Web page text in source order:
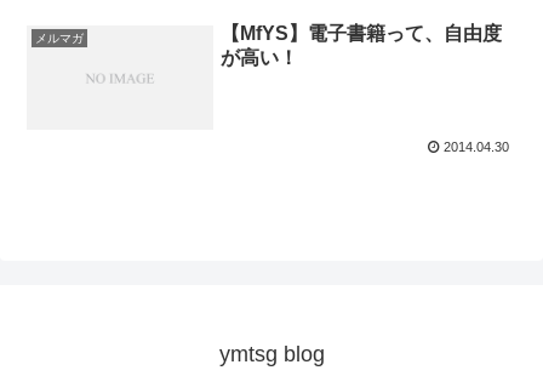
メルマガ
【MfYS】電子書籍って、自由度
が高い！
2014.04.30
ymtsg blog